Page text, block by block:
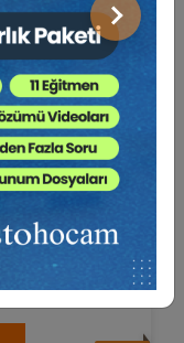
Sonraki
Sepete Ekle